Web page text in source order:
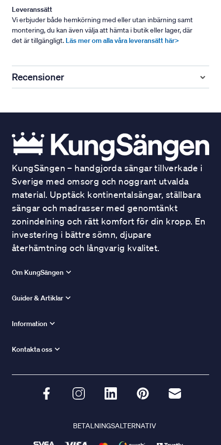
Leveranssätt
Vi erbjuder både hemkörning med eller utan inbärning samt
montering, du kan även välja att hämta i butik eller lager, där
det är tillgängligt. Läs mer om alla våra leveransätt här>
Recensioner
KungSängen – handgjorda sängar tillverkade i
Sverige med omsorg och noggrant utvalda
material. Upptäck kontinentalsängar, ställbara
sängar och madrasser med genomtänkt
zonindelning och rätt komfort för din kropp. En
investering i bättre sömn, djupare
återhämtning och långvarig kvalitet.
Om KungSängen
Guider & Artiklar
Information
Kontakta oss
BETALNINGSALTERNATIV